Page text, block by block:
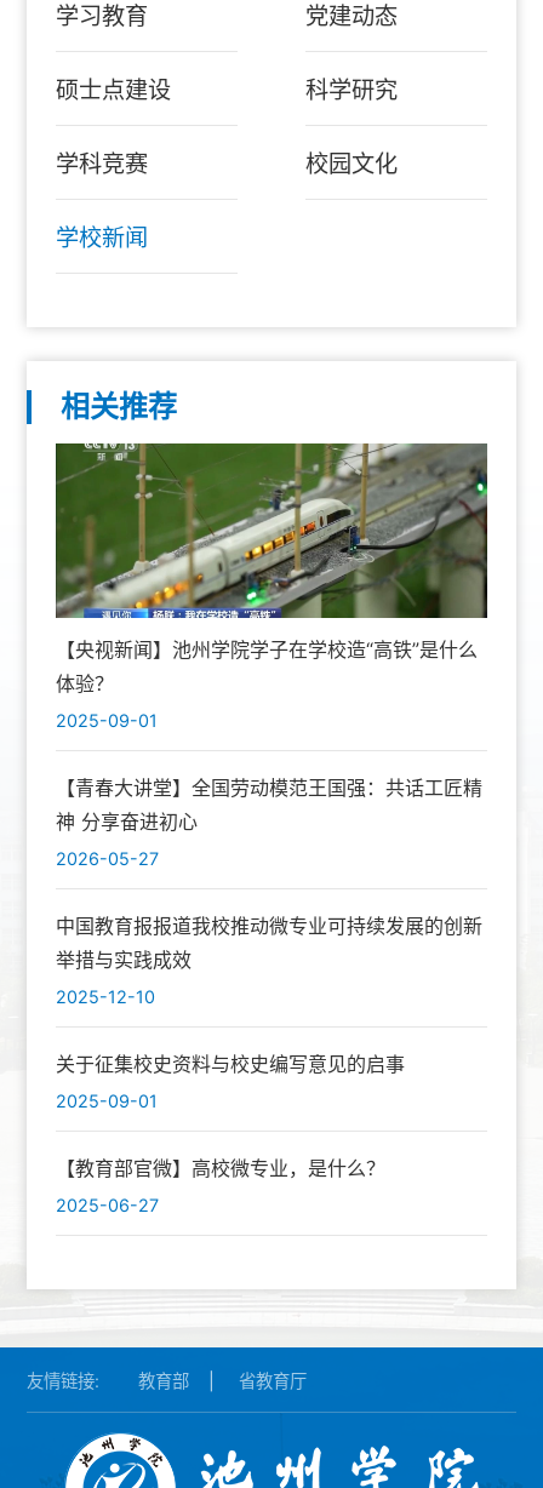
学习教育 党建动态
硕士点建设 科学研究
学科竞赛 校园文化
学校新闻
相关推荐
【央视新闻】池州学院学子在学校造“高铁”是什么
体验？
2025-09-01
【青春大讲堂】全国劳动模范王国强：共话工匠精
神 分享奋进初心
2026-05-27
中国教育报报道我校推动微专业可持续发展的创新
举措与实践成效
2025-12-10
关于征集校史资料与校史编写意见的启事
2025-09-01
【教育部官微】高校微专业，是什么？
2025-06-27
友情链接: 教育部 省教育厅